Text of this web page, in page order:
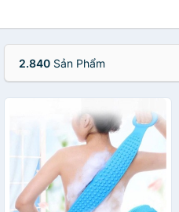
2.840 Sản Phẩm